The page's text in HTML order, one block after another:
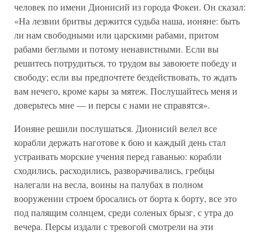
человек по имени Дионисий из города Фокеи. Он сказал:
«На лезвии бритвы держится судьба наша, ионяне: быть
ли нам свободными или царскими рабами, притом
рабами беглыми и потому ненавистными. Если вы
решитесь потрудиться, то трудом вы завоюете победу и
свободу; если вы предпочтете бездействовать, то ждать
вам нечего, кроме кары за мятеж. Послушайтесь меня и
доверьтесь мне — и персы с нами не справятся».
Ионяне решили послушаться. Дионисий велел все
корабли держать наготове к бою и каждый день стал
устраивать морские учения перед гаванью: корабли
сходились, расходились, разворачивались, гребцы
налегали на весла, воины на палубах в полном
вооружении строем бросались от борта к борту, все это
под палящим солнцем, среди соленых брызг, с утра до
вечера. Персы издали с тревогой смотрели на эти